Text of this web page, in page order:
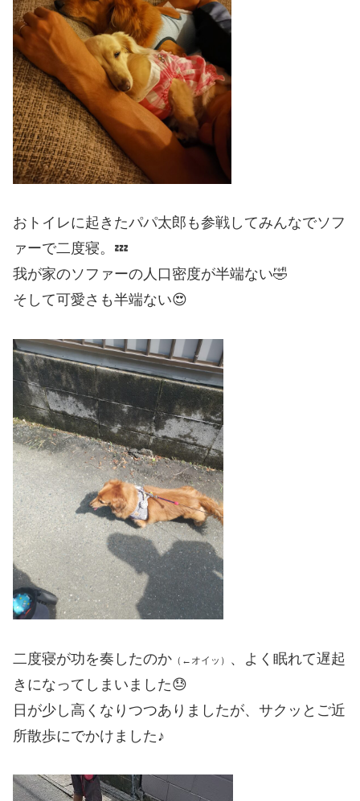
おトイレに起きたパパ太郎も参戦してみんなでソフ
ァーで二度寝。💤
我が家のソファーの人口密度が半端ない🤣
そして可愛さも半端ない😍
二度寝が功を奏したのか （←オイッ）
、よく眠れて遅起
きになってしまいました😓
日が少し高くなりつつありましたが、サクッとご近
所散歩にでかけました♪